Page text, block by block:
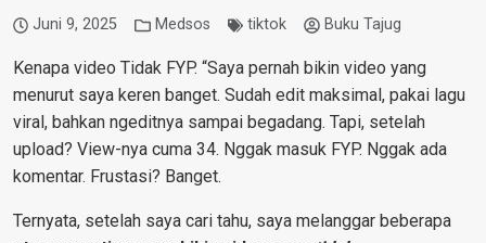
Juni 9, 2025 Medsos tiktok Buku Tajug
Kenapa video Tidak FYP. “Saya pernah bikin video yang
menurut saya keren banget. Sudah edit maksimal, pakai lagu
viral, bahkan ngeditnya sampai begadang. Tapi, setelah
upload? View-nya cuma 34. Nggak masuk FYP. Nggak ada
komentar. Frustasi? Banget.
Ternyata, setelah saya cari tahu, saya melanggar beberapa